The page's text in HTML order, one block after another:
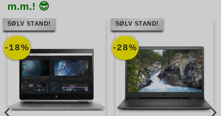
m.m.! 😎
-18%
SØLV STAND!
-28%
SØLV STAND!